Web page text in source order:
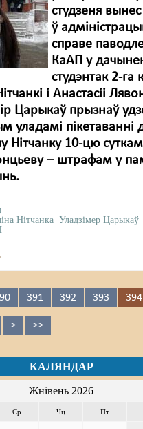
студзеня
ў
справе
КаАП у
студэнтак 2-га
і Анастасіі
Царыкаў прызнаў
уладамі пікетаванні
Нітчанку 10-цю
– штрафам у
Нітчанка Уладзімер Царыкаў
391 392 393 394
> >>
КАЛЯНДАР
Жнівень 2026
Ср Чц Пт